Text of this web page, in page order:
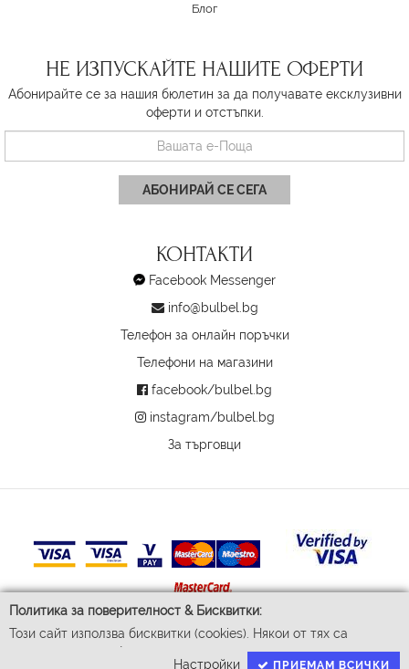
Политика за поверителност & Бисквитки:
Този сайт използва бисквитки (cookies). Някои от тях са
задължителни за функционирането му, докато други ни
Настройки ПРИЕМАМ ВСИЧКИ
Блог
НЕ ИЗПУСКАЙТЕ НАШИТЕ ОФЕРТИ
Абонирайте се за нашия бюлетин за да получавате ексклузивни
оферти и отстъпки.
АБОНИРАЙ СЕ СЕГА
КОНТАКТИ
Facebook Messenger
info@bulbel.bg
Телефон за онлайн поръчки
Телефони на магазини
facebook/bulbel.bg
instagram/bulbel.bg
За търговци
© 2026 Бул-Бел ЕООД
Всички права запазени